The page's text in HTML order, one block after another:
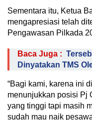
Sementara itu, Ketua
mengapresiasi telah
Pengawasan Pilkada
Baca Juga :
Dinyatakan TMS
“Bagi kami, karena ini
menunjukkan posisi Pj
yang tinggi tapi masih
sudah mau naik